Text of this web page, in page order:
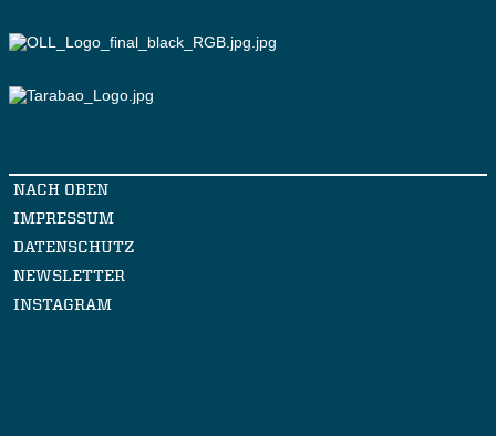
NACH OBEN
IMPRESSUM
DATENSCHUTZ
NEWSLETTER
INSTAGRAM